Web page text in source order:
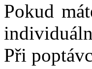
Pokud
Při